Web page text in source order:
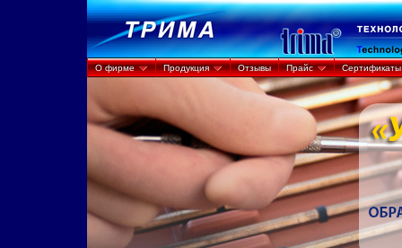
О фирме Продукция Отзывы Прайс Сертификаты